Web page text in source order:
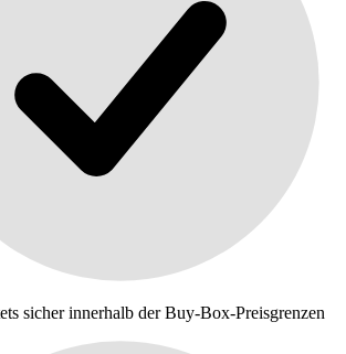
sicher innerhalb der Buy-Box-Preisgrenzen